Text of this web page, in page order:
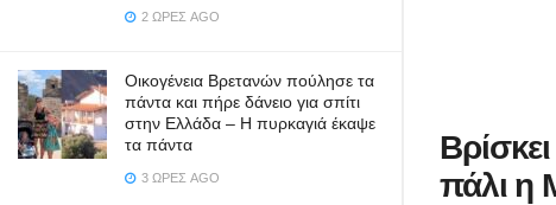
2 ΏΡΕΣ AGO
Οικογένεια Βρετανών πούλησε τα
πάντα και πήρε δάνειο για σπίτι
στην Ελλάδα – Η πυρκαγιά έκαψε
τα πάντα
3 ΏΡΕΣ AGO
πάλι η